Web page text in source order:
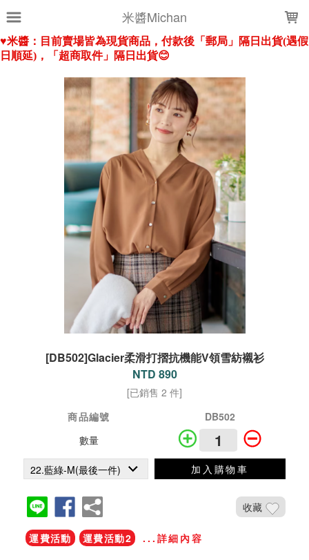
米醬Michan
[DB502]Glacier柔滑打摺抗機能V領雪紡襯衫
NTD 890
[已銷售 2 件]
商品編號
DB502
數量
加入購物車
收藏
運費活動 運費活動2 ...詳細內容